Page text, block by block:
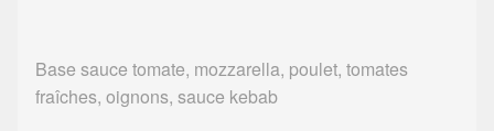
Base sauce tomate, mozzarella, poulet, tomates
fraîches, oignons, sauce kebab